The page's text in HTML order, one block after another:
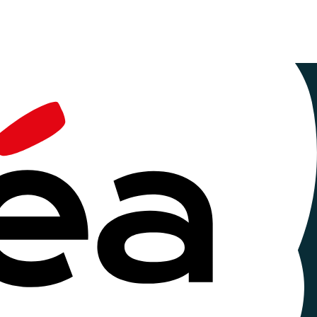
édition du